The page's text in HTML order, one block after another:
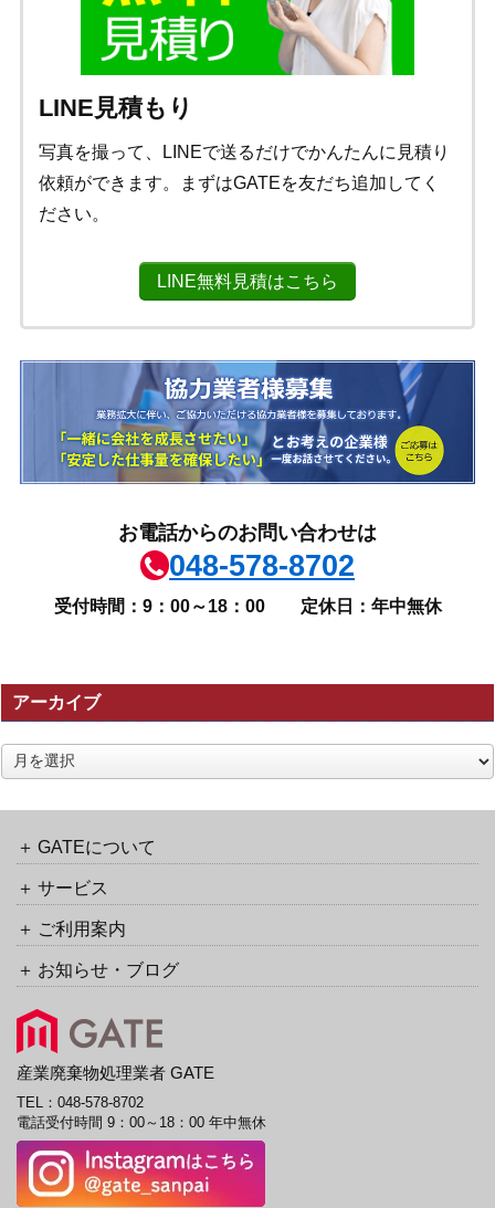
LINE見積もり
写真を撮って、LINEで送るだけでかんたんに見積り
依頼ができます。まずはGATEを友だち追加してく
ださい。
LINE無料見積はこちら
お電話からのお問い合わせは
048-578-8702
受付時間：9：00～18：00 定休日：年中無休
アーカイブ
ア
ー
GATEについて
サービス
ご利用案内
お知らせ・ブログ
産業廃棄物処理業者 GATE
TEL： 048-578-8702
電話受付時間 9：00～18：00 年中無休